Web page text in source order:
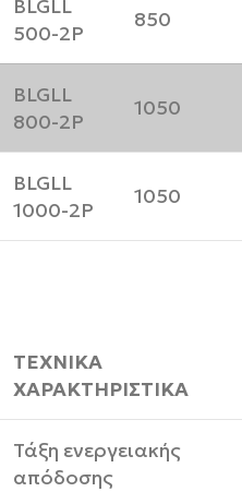
BLGLL
500-2P
850
BLGLL
800-2P
1050
BLGLL
1000-2P
1050
ΤΕΧΝΙΚΑ
ΧΑΡΑΚΤΗΡΙΣΤΙΚΑ
Τάξη ενεργειακής
απόδοσης